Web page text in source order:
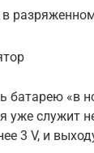
батарею «в
уже служит
3 V, и